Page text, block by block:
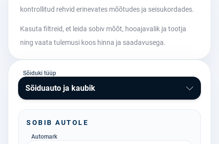
kontrollitud rehvid erinevates mõõtudes ja seisukordades.
Kasuta filtreid, et leida sobiv mõõt, hooajavalik ja tootja
ning vaata tulemusi koos hinna ja saadavusega.
Sõiduki tüüp
Sõiduauto ja kaubik
SOBIB AUTOLE
Automark